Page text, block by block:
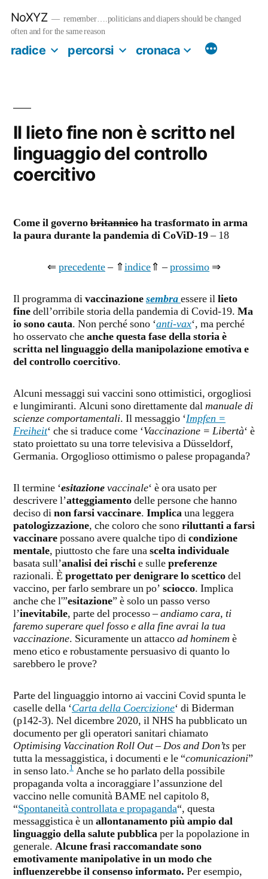
contenuto
NoXYZ
remember….politicians and diapers should be changed
often and for the same reason
radice percorsi cronaca
Il lieto fine non è scritto nel
linguaggio del controllo
coercitivo
Come il governobritannicoha trasformato in arma
la paura durante la pandemia di CoViD-19– 18
⇐ precedente– ⇑indice⇑ –prossimo ⇒
Il programma divaccinazionesembraessere illieto
finedell’orribile storia della pandemia di Covid-19. Ma
io sono cauta. Non perché sono ‘anti-vax‘, ma perché
ho osservato cheanche questa fase della storia è
scritta nel linguaggio della manipolazione emotiva e
del controllo coercitivo.
Alcuni messaggi sui vaccini sono ottimistici, orgogliosi
e lungimiranti. Alcuni sono direttamente dalmanuale di
scienze comportamentali. Il messaggio ‘Impfen =
Freiheit‘ che si traduce come ‘Vaccinazione = Libertà‘ è
stato proiettato su una torre televisiva a Düsseldorf,
Germania. Orgoglioso ottimismo o palese propaganda?
Il termine ‘esitazionevaccinale‘ è ora usato per
descrivere l’atteggiamentodelle persone che hanno
deciso dinon farsi vaccinare. Implicauna leggera
patologizzazione, che coloro che sonoriluttanti a farsi
vaccinarepossano avere qualche tipo dicondizione
mentale, piuttosto che fare unascelta individuale
basata sull’analisi dei rischie sullepreferenze
razionali. È progettato per denigrare lo scetticodel
vaccino, per farlo sembrare un po’ sciocco. Implica
anche che l'”esitazione” è solo un passo verso
l’inevitabile, parte del processo –andiamo cara, ti
faremo superare quel fosso e alla fine avrai la tua
vaccinazione. Sicuramente un attaccoad hominem è
meno etico e robustamente persuasivo di quanto lo
sarebbero le prove?
Parte del linguaggio intorno ai vaccini Covid spunta le
caselle della ‘Carta della Coercizione‘ di Biderman
(p142-3). Nel dicembre 2020, il NHS ha pubblicato un
documento per gli operatori sanitari chiamato
Optimising Vaccination Roll Out – Dos and Don’tsper
tutta la messaggistica, i documenti e le “comunicazioni”
in senso lato.1 Anche se ho parlato della possibile
propaganda volta a incoraggiare l’assunzione del
vaccino nelle comunità BAME nel capitolo 8,
“Spontaneità controllata e propaganda“, questa
messaggistica è unallontanamento più ampio dal
linguaggio della salute pubblicaper la popolazione in
generale. Alcune frasi raccomandate sono
emotivamente manipolative in un modo che
influenzerebbe il consenso informato. Per esempio,